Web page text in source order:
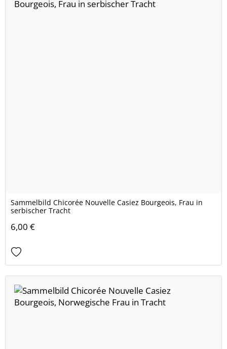
Sammelbild Chicorée Nouvelle Casiez Bourgeois, Frau in
serbischer Tracht
6,00 €